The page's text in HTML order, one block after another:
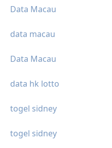
Data Macau
data macau
Data Macau
data hk lotto
togel sidney
togel sidney